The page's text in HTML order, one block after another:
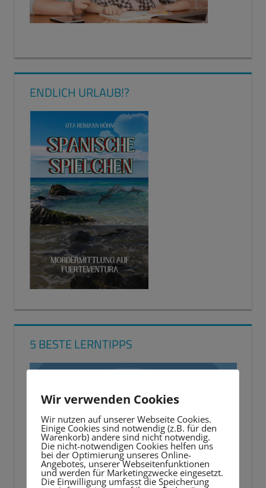
ENDLICH URLAUB!?
5 BESTE LERNTIPPS
Video-
Wir verwenden Cookies
Wir nutzen auf unserer Webseite Cookies.
Einige Cookies sind notwendig (z.B. für den
Warenkorb) andere sind nicht notwendig.
Die nicht-notwendigen Cookies helfen uns
bei der Optimierung unseres Online-
Angebotes, unserer Webseitenfunktionen
und werden für Marketingzwecke eingesetzt.
Die Einwilligung umfasst die Speicherung